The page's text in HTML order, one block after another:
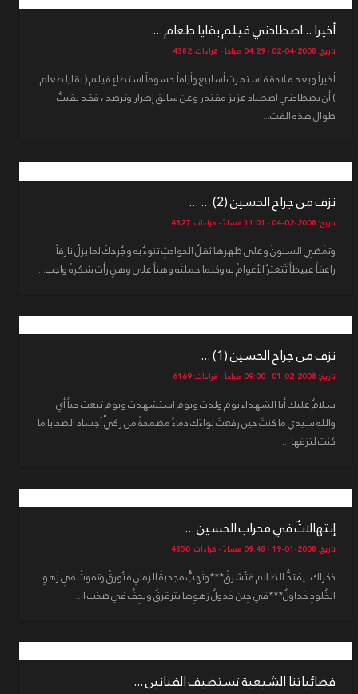
أخيرا .. اصطادني فيلم بقايا طعام ...
تاريخ: 2008-04-02 - 04:29 صباحاً - قراءات: 4382
أخيراً وبعد ملاحقة استمرت أسابيع وأياماً حسوماً استطاع فيلم ( بقايا طعام
) أن يصطادني اصطياد عزيز مقتدر وعن سابق إصرار وترصد ، فقد بقيتُ
طوال هذه الفت...
نزف من جراح الحسين (2) ... ...
تاريخ: 2008-02-04 - 11:01 مساءً - قراءات: 4827
وتَمضِي السنونَ وعلى ظهرها ثقلُ الحوادثِ تنوءُ به وجُرحكَ لما يزلْ نازفاً
راعفاً عبيطاً تَتعثرُ الأعوامُ به وكلما حملتُه وهناً على وهنٍ رأت شكرهُ واجب...
نزف من جراح الحسين (1) ...
تاريخ: 2008-02-01 - 09:00 صباحاً - قراءات: 6169
سلامٌ عليك أبا الشهداء يوم ولدت ويوم استشهدت ويوم تبعث حياً أي
والله سيدي ما كنتَ حين رفعتَ لواءَك دماءً مضمخةً من زكيِّ أجساد الضحايا ما
كنت لتزفها ...
إبتهالاتٌ في محراب الحسين ...
تاريخ: 2008-01-19 - 09:48 مساءً - قراءات: 4350
ذكراك : يَمتدُّ الظلام فتُشرقُ***وتَهبُّ مجدبةُ الزمانِ فتُورقُ وتَموتُ فِي زَهوِ
الخُلودِ جَداولٌ***فِي حِين جَدولُ زهوِها يترقرقُ ويَجِفُ في صخب ا...
فضائياتنا الشيعية تستضيف الفنانين ...